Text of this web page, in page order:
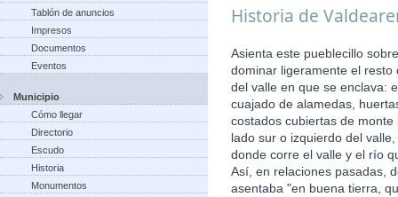
Tablón de anuncios
Impresos
Documentos
Eventos
Municipio
Cómo llegar
Directorio
Escudo
Historia
Monumentos
Historia de
Asienta este pueblecillo
dominar ligeramente el
del valle en que se enclava:
cuajado de alamedas,
costados cubiertas de
lado sur o izquierdo del
donde corre el valle y el río
Así, en relaciones pasadas,
asentaba "en buena tierra,